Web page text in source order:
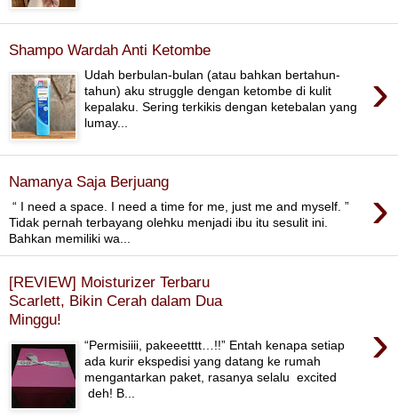
Shampo Wardah Anti Ketombe
›
Udah berbulan-bulan (atau bahkan bertahun-
tahun) aku struggle dengan ketombe di kulit
kepalaku. Sering terkikis dengan ketebalan yang
lumay...
Namanya Saja Berjuang ›
“ I need a space. I need a time for me, just me and myself. ”
Tidak pernah terbayang olehku menjadi ibu itu sesulit ini.
Bahkan memiliki wa...
[REVIEW] Moisturizer Terbaru
Scarlett, Bikin Cerah dalam Dua
Minggu!
›
“Permisiiii, pakeeetttt…!!” Entah kenapa setiap
ada kurir ekspedisi yang datang ke rumah
mengantarkan paket, rasanya selalu excited
deh! B...